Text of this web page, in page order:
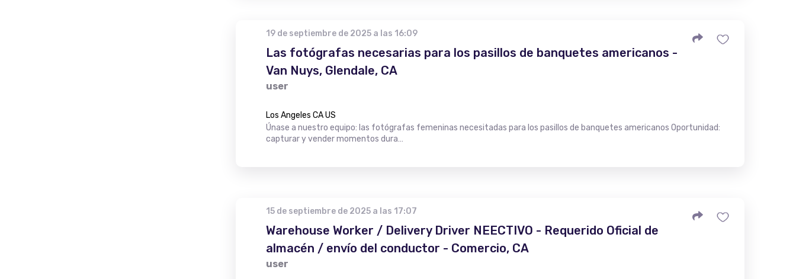
19 de septiembre de 2025 a las 16:09
Las fotógrafas necesarias para los pasillos de banquetes americanos -
Van Nuys, Glendale, CA
user
Los Angeles CA US
Únase a nuestro equipo: las fotógrafas femeninas necesitadas para los pasillos de banquetes americanos Oportunidad:
capturar y vender momentos dura…
15 de septiembre de 2025 a las 17:07
Warehouse Worker / Delivery Driver NEECTIVO - Requerido Oficial de
almacén / envío del conductor - Comercio, CA
user